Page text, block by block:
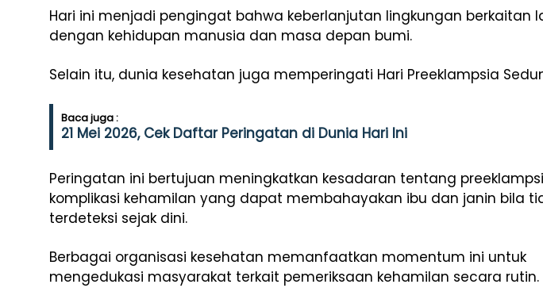
Hari ini menjadi pengingat bahwa keberlanjutan lingkungan berkaitan
dengan kehidupan manusia dan masa depan bumi.
Selain itu, dunia kesehatan juga memperingati Hari Preeklampsia
Baca juga :
21 Mei 2026, Cek Daftar Peringatan di Dunia Hari Ini
Peringatan ini bertujuan meningkatkan kesadaran tentang
komplikasi kehamilan yang dapat membahayakan ibu dan janin bila
terdeteksi sejak dini.
Berbagai organisasi kesehatan memanfaatkan momentum ini untuk
mengedukasi masyarakat terkait pemeriksaan kehamilan secara rutin.